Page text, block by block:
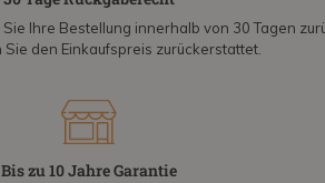
Ihre Bestellung innerhalb von 30 Tagen
Sie den Einkaufspreis zurückerstattet.
Bis zu 10 Jahre Garantie